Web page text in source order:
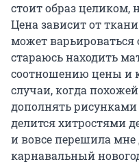
стоит образ целиком,
Цена зависит от
может варьироваться
стараюсь находить
соотношению цены и
случаи, когда
дополнять
делится хитростями
и вовсе перешила
карнавальный